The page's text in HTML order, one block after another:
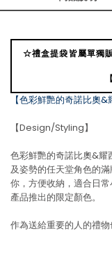
☆禮盒提袋皆屬單獨
【色彩鮮艷的奇諾比奧&
【Design/Styling】
色彩鮮艷的奇諾比奧&耀
及姿勢的任天堂角色的
你，方便收納，適合日
產品推出的限定顏色。
作為送給重要的人的禮物